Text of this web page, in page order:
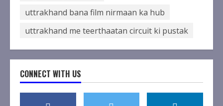
uttrakhand bana film nirmaan ka hub
uttrakhand me teerthaatan circuit ki pustak
CONNECT WITH US